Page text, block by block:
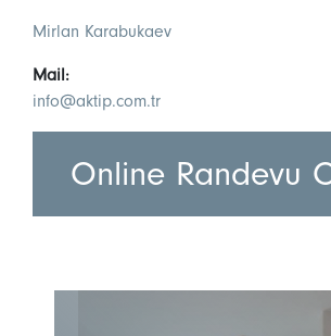
Mirlan Karabukaev
Mail:
info@aktip.com.tr
Online Randevu